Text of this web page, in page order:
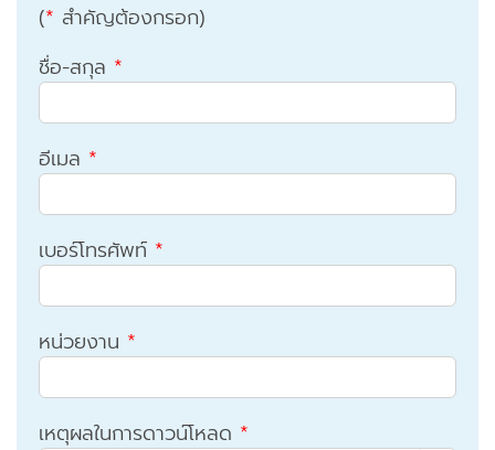
(* สำคัญต้องกรอก)
ชื่อ-สกุล *
อีเมล *
เบอร์โทรศัพท์ *
หน่วยงาน *
เหตุผลในการดาวน์โหลด *